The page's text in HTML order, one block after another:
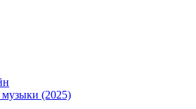
(2025)